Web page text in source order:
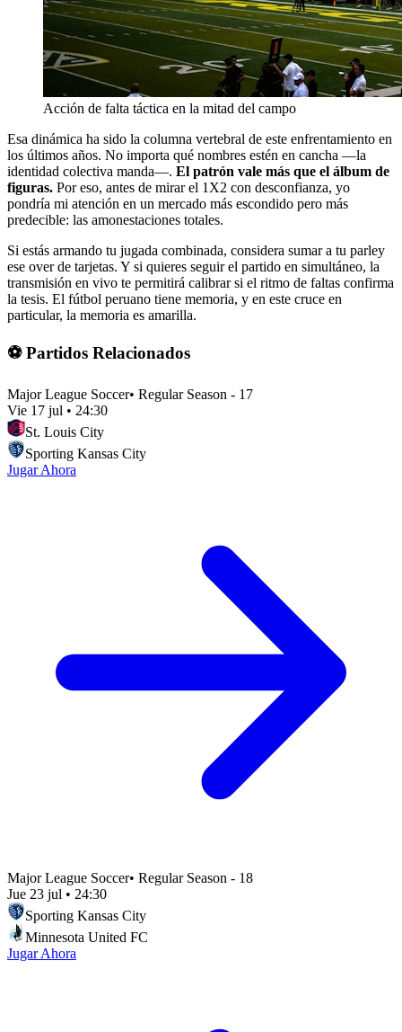
Acción de falta táctica en la mitad del campo
Esa dinámica ha sido la columna vertebral de este enfrentamiento en
los últimos años. No importa qué nombres estén en cancha —la
identidad colectiva manda—. El patrón vale más que el álbum de
figuras. Por eso, antes de mirar el 1X2 con desconfianza, yo
pondría mi atención en un mercado más escondido pero más
predecible: las amonestaciones totales.
Si estás armando tu jugada combinada, considera sumar a tu parley
ese over de tarjetas. Y si quieres seguir el partido en simultáneo, la
transmisión en vivo te permitirá calibrar si el ritmo de faltas confirma
la tesis. El fútbol peruano tiene memoria, y en este cruce en
particular, la memoria es amarilla.
⚽ Partidos Relacionados
Major League Soccer• Regular Season - 17
Vie 17 jul • 24:30
St. Louis City
Sporting Kansas City
Jugar Ahora
Major League Soccer• Regular Season - 18
Jue 23 jul • 24:30
Sporting Kansas City
Minnesota United FC
Jugar Ahora